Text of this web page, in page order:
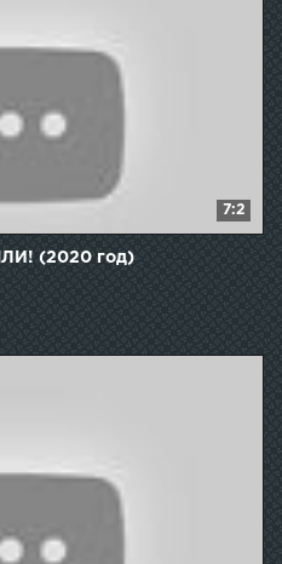
7:2
(2020 год)